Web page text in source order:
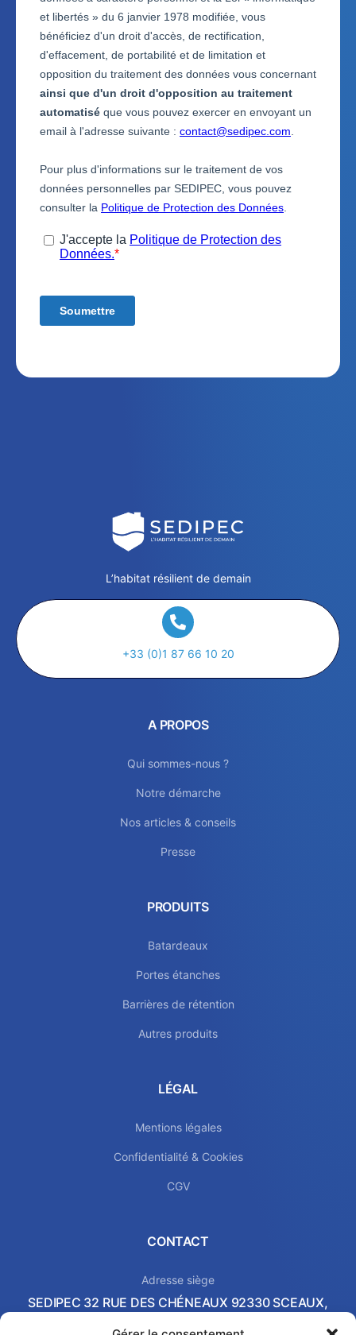
L’habitat résilient de demain
+33 (0)1 87 66 10 20
A PROPOS
Qui sommes-nous ?
Notre démarche
Nos articles & conseils
Presse
PRODUITS
Batardeaux
Portes étanches
Barrières de rétention
Autres produits
LÉGAL
Mentions légales
Confidentialité & Cookies
CGV
CONTACT
Adresse siège
SEDIPEC 32 RUE DES CHÉNEAUX 92330 SCEAUX,